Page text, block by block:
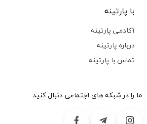
با پارتینه
آکادمی پارتینه
درباره پارتینه
تماس با پارتینه
ما را در شبکه های اجتماعی دنبال کنید.